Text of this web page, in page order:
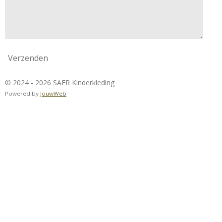
Verzenden
© 2024 - 2026 SAER Kinderkleding
Powered by JouwWeb